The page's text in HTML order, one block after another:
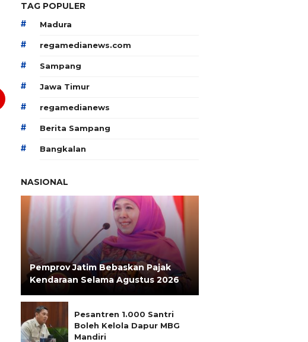
TAG POPULER
# Madura
# regamedianews.com
# Sampang
# Jawa Timur
# regamedianews
# Berita Sampang
# Bangkalan
NASIONAL
Pemprov Jatim Bebaskan Pajak
Kendaraan Selama Agustus 2026
Pesantren 1.000 Santri
Boleh Kelola Dapur MBG
Mandiri